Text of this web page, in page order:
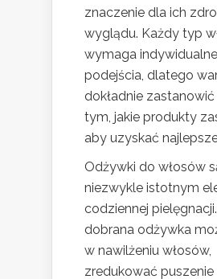
znaczenie dla ich
wyglądu. Każdy typ
wymaga
podejścia, dlatego
dokładnie zastanowić
tym, jakie produkty
aby uzyskać
Odżywki do włosów
niezwykle istotnym
codziennej
dobrana odżywka
w nawilżeniu włosów,
zredukować puszenie